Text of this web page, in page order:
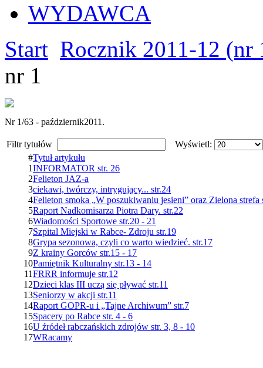
WYDAWCA
Start Rocznik 2011-12 (nr
nr 1
Nr 1/63 - październik2011.
Filtr tytułów
Wyświetl:
#Tytuł artykułu
1INFORMATOR str. 26
2Felieton JAZ-a
3ciekawi, twórczy, intrygujący... str.24
4Felieton smoka „W poszukiwaniu jesieni” oraz Zielona strefa
5Raport Nadkomisarza Piotra Dary. str.22
6Wiadomości Sportowe str.20 - 21
7Szpital Miejski w Rabce- Zdroju str.19
8Grypa sezonowa, czyli co warto wiedzieć. str.17
9Z krainy Gorców str.15 - 17
10Pamiętnik Kulturalny str.13 - 14
11FRRR informuje str.12
12Dzieci klas III uczą się pływać str.11
13Seniorzy w akcji str.11
14Raport GOPR-u i „Tajne Archiwum” str.7
15Spacery po Rabce str. 4 - 6
16U źródeł rabczańskich zdrojów str. 3, 8 - 10
17WRacamy